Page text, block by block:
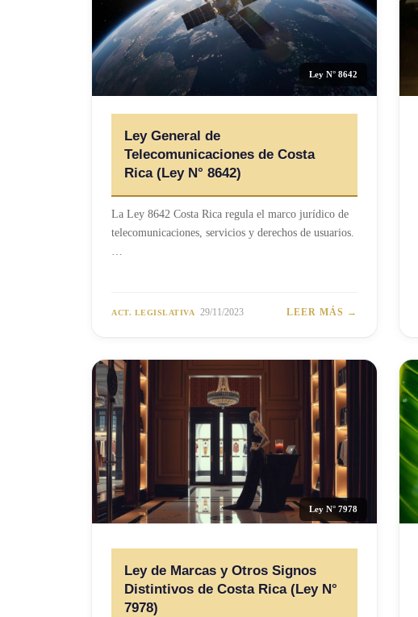
Ley N° 8642
Ley General de
Telecomunicaciones de Costa
Rica (Ley N° 8642)
La Ley 8642 Costa Rica regula el marco jurídico de
telecomunicaciones, servicios y derechos de usuarios.
…
ACT. LEGISLATIVA 29/11/2023 LEER MÁS →
Ley N° 7978
Ley de Marcas y Otros Signos
Distintivos de Costa Rica (Ley N°
7978)